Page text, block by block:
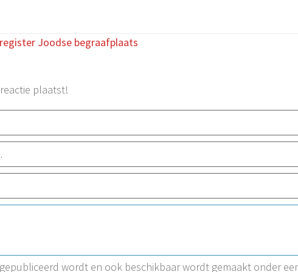
Joodse begraafplaats
plaatst!
wordt en ook beschikbaar wordt gemaakt onder